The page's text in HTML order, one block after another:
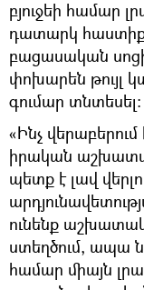
բյուջեի համար
դատարկ
բացասական
փոխարեն թույլ
գումար տնտեսել։
«Ինչ
իրական
պետք է լավ
ունենք
ստեղծում, ապա
համար միայն